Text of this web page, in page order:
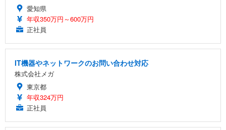
愛知県
年収350万円～600万円
正社員
IT機器やネットワークのお問い合わせ対応
株式会社メガ
東京都
年収324万円
正社員